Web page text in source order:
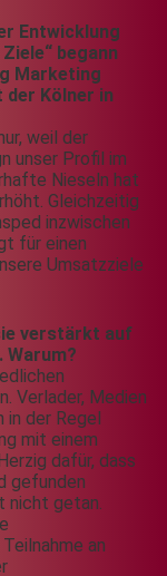
Entwicklung
begann
Marketing
der Kölner in
weil der
unser Profil im
Nieseln hat
Gleichzeitig
inzwischen
für einen
Umsatzziele
verstärkt auf
Warum?
Verlader, Medien
in der Regel
mit einem
dafür, dass
gefunden
nicht getan.
an